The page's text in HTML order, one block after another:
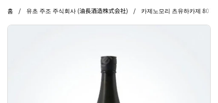
홈 / 유초 주조 주식회사 (油長酒造株式会社) / 카제노모리 츠유하카제 807